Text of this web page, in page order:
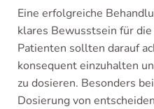
Eine erfolgreiche
klares Bewusstsein für
Patienten sollten darauf
konsequent einzuhalten
zu dosieren. Besonders
Dosierung von